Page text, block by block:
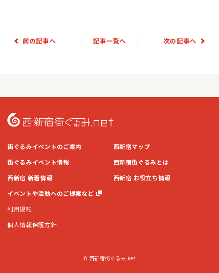
前の記事へ 記事一覧へ 次の記事へ
街ぐるみイベントのご案内
街ぐるみイベント情報
西新宿 新着情報
西新宿マップ
西新宿街ぐるみとは
西新宿 お役立ち情報
イベントや活動へのご提案など
利用規約
個人情報保護方針
© 西新宿街ぐるみ.net